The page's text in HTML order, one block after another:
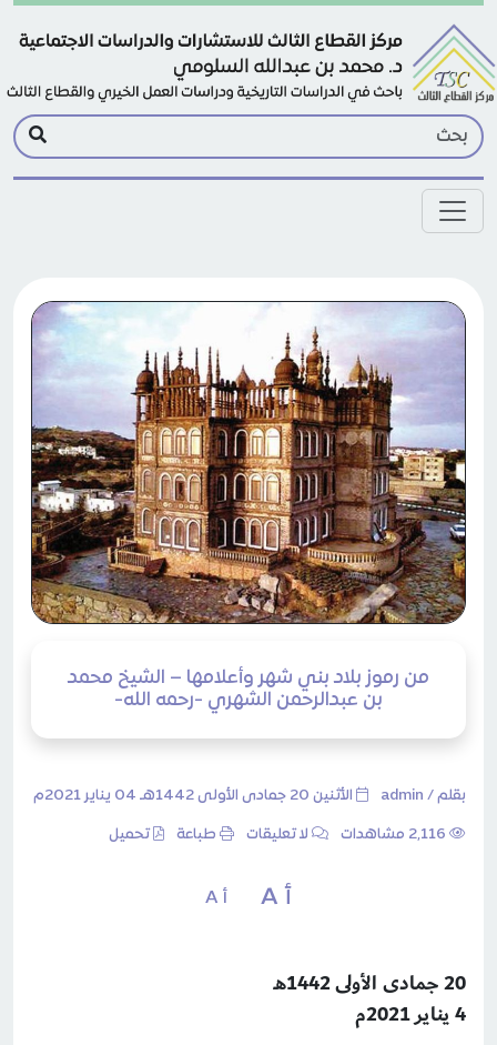
Skip to main content
من رموز بلاد بني شهر وأعلامها – الشيخ محمد
بن عبدالرحمن الشهري -رحمه الله-
بقلم / admin الأثنين 20 جمادى الأولى 1442هـ 04 يناير 2021م
لا تعليقات طباعة تحميل
أ A أ A
20 جمادى الأولى 1442هـ
4 يناير 2021م